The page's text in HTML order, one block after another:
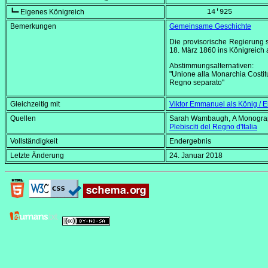
┗━ Eigenes Königreich
         14'925
Bemerkungen
Gemeinsame Geschichte
Die provisorische Regierung
18. März 1860 ins Königreich
Abstimmungsalternativen:
"Unione alla Monarchia
Regno separato"
Gleichzeitig mit
Viktor Emmanuel als König /
Quellen
Sarah Wambaugh, A
Plebisciti del Regno d'Italia
Vollständigkeit
Endergebnis
Letzte Änderung
24. Januar 2018